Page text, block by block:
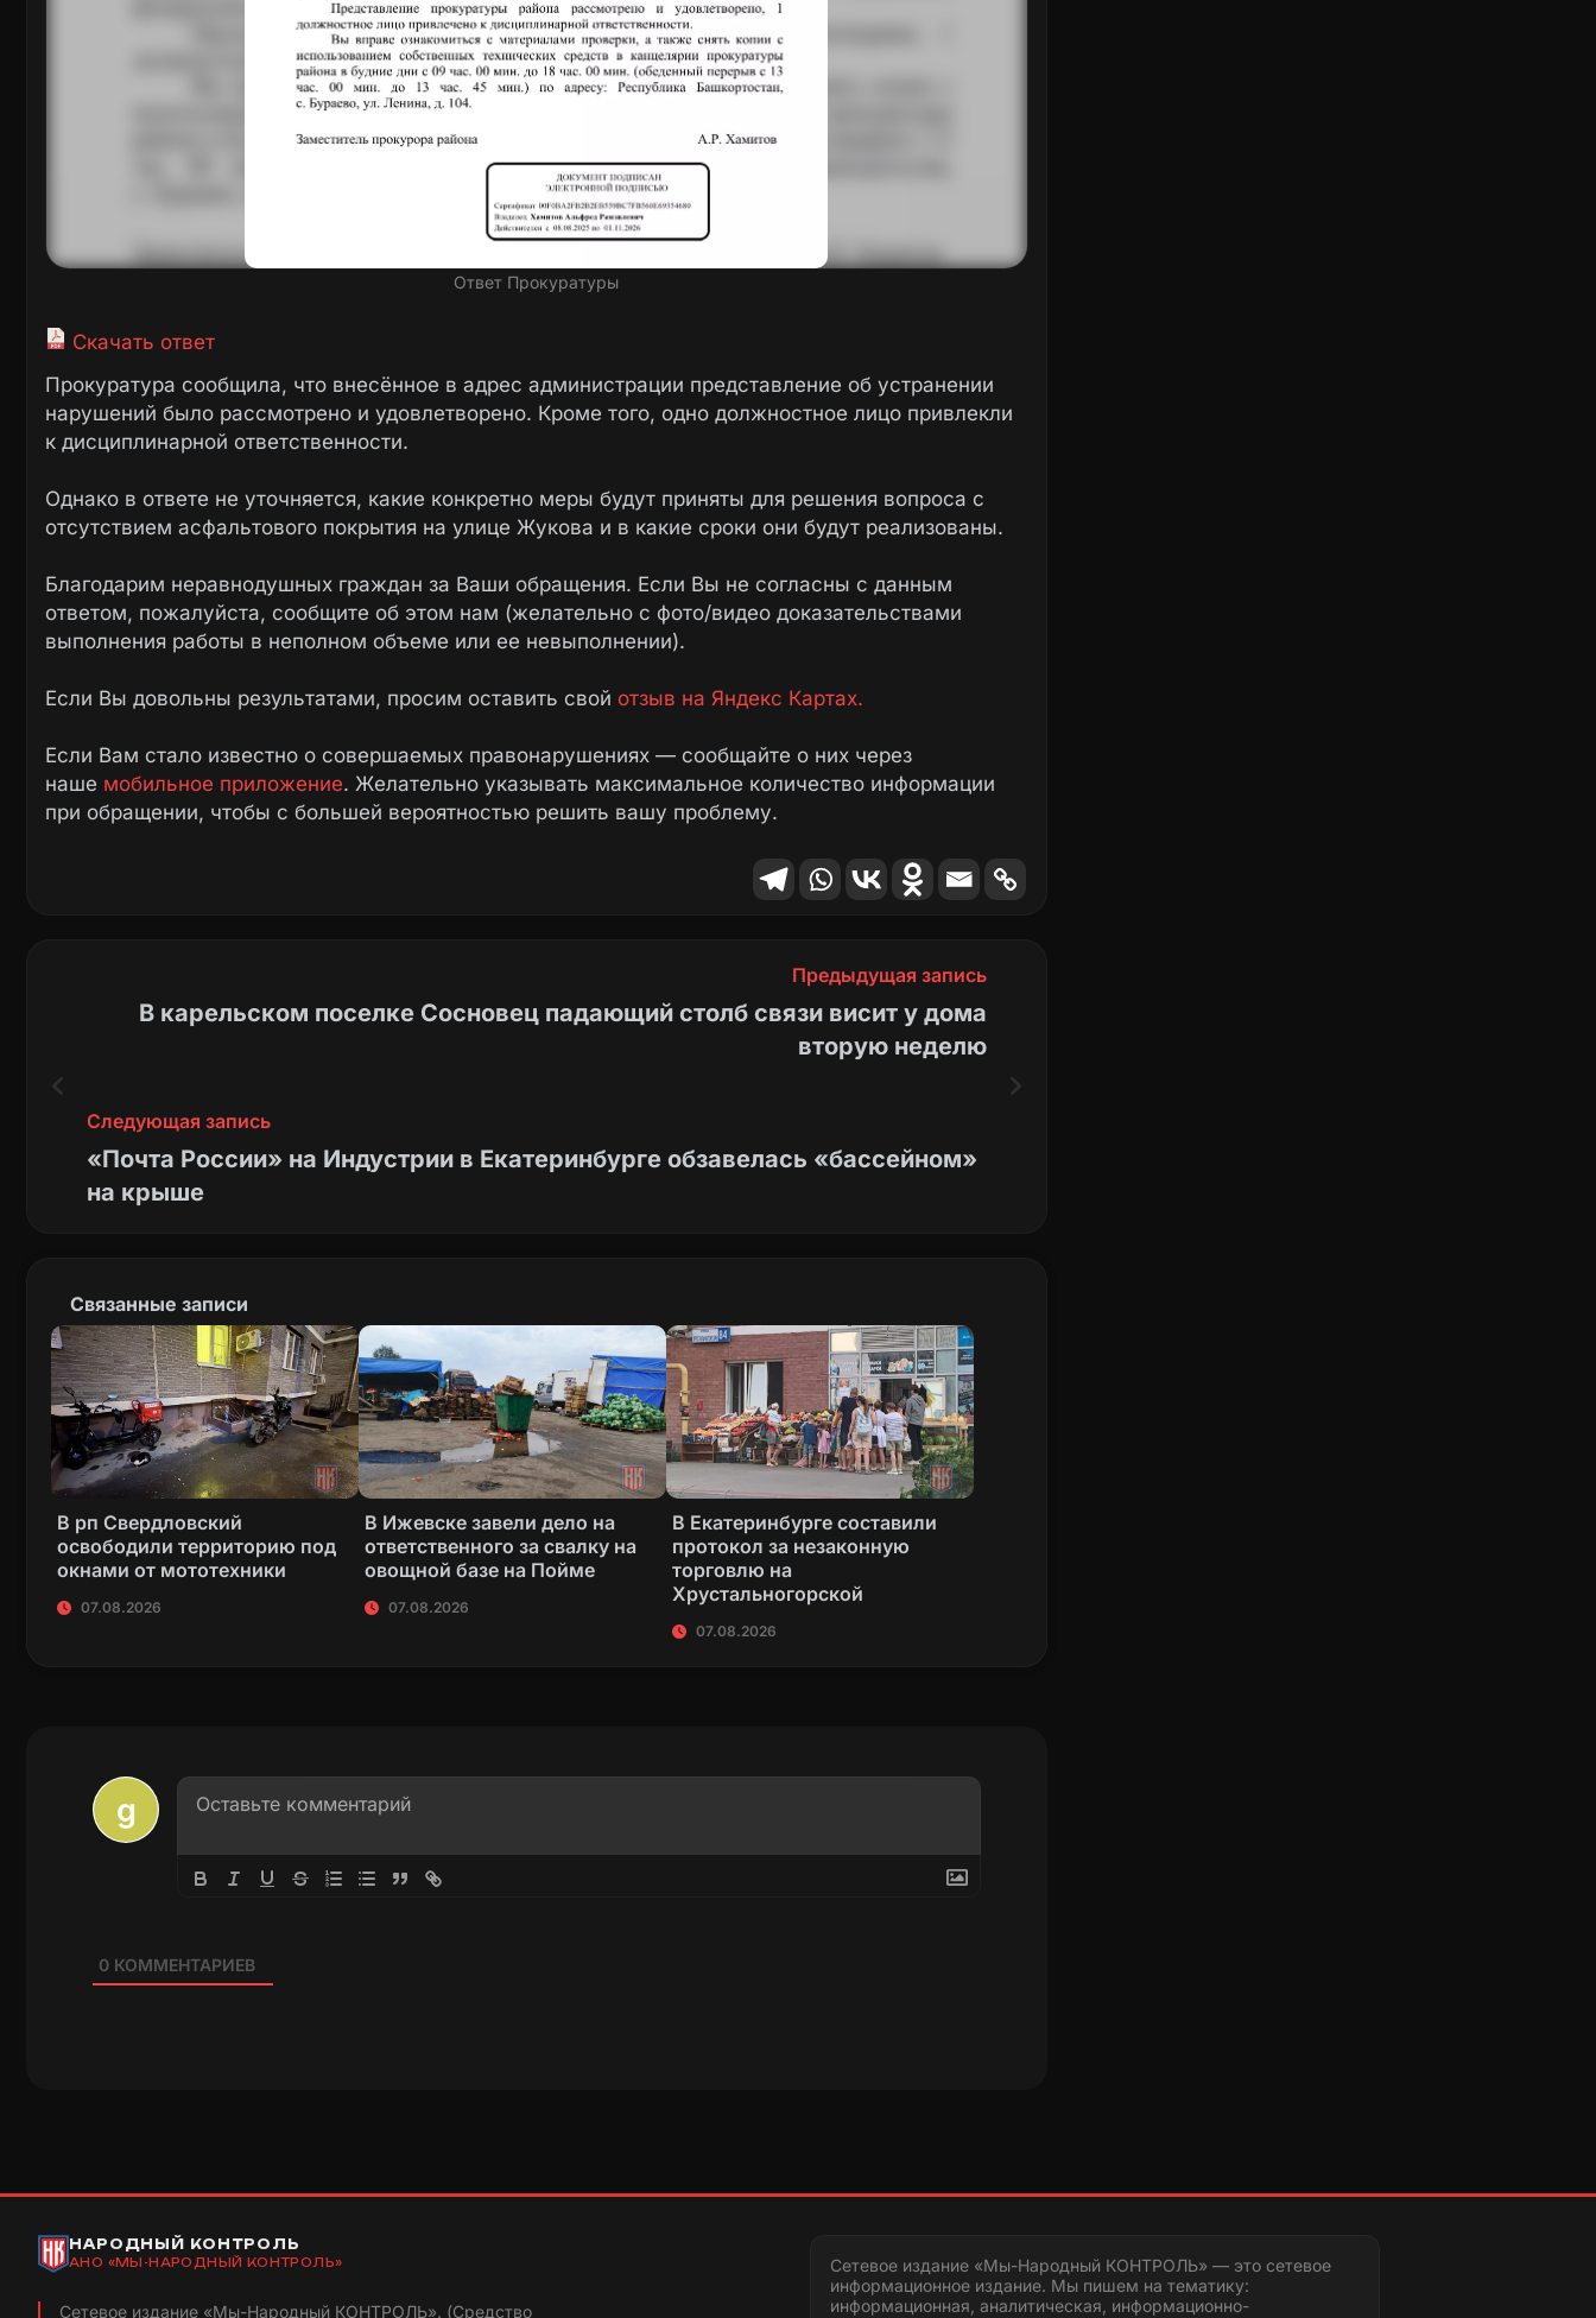
Ответ Прокуратуры
Скачать ответ
Прокуратура сообщила, что внесённое в адрес администрации представление об устранении
нарушений было рассмотрено и удовлетворено. Кроме того, одно должностное лицо привлекли
к дисциплинарной ответственности.
Однако в ответе не уточняется, какие конкретно меры будут приняты для решения вопроса с
отсутствием асфальтового покрытия на улице Жукова и в какие сроки они будут реализованы.
Благодарим неравнодушных граждан за Ваши обращения. Если Вы не согласны с данным
ответом, пожалуйста, сообщите об этом нам (желательно с фото/видео доказательствами
выполнения работы в неполном объеме или ее невыполнении).
Если Вы довольны результатами, просим оставить свой отзыв на Яндекс Картах.
Если Вам стало известно о совершаемых правонарушениях — сообщайте о них через
наше мобильное приложение. Желательно указывать максимальное количество информации
при обращении, чтобы с большей вероятностью решить вашу проблему.
Предыдущая запись
В карельском поселке Сосновец падающий столб связи висит у дома
вторую неделю
Следующая запись
«Почта России» на Индустрии в Екатеринбурге обзавелась «бассейном»
на крыше
Связанные записи
В рп Свердловский
освободили территорию под
окнами от мототехники
07.08.2026
В Ижевске завели дело на
ответственного за свалку на
овощной базе на Пойме
07.08.2026
В Екатеринбурге составили
протокол за незаконную
торговлю на
Хрустальногорской
07.08.2026
0КОММЕНТАРИЕВ
НАРОДНЫЙ КОНТРОЛЬ
АНО «МЫ-НАРОДНЫЙ КОНТРОЛЬ»
Сетевое издание «Мы-Народный КОНТРОЛЬ». (Средство
Сетевое издание «Мы-Народный КОНТРОЛЬ» — это сетевое
информационное издание. Мы пишем на тематику:
информационная, аналитическая, информационно-